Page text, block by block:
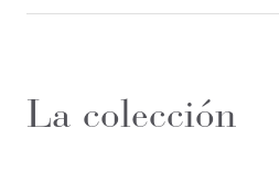
La colección